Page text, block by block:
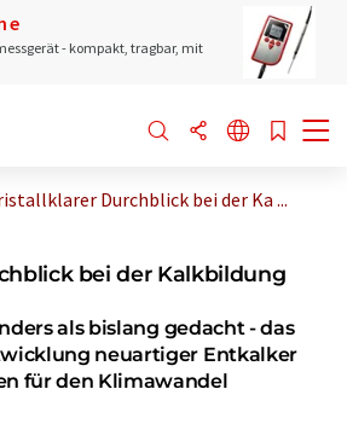
- kompakt, tragbar, mit
Durchblick bei der Ka ...
bei der Kalkbildung
als bislang gedacht - das
neuartiger Entkalker
für den Klimawandel